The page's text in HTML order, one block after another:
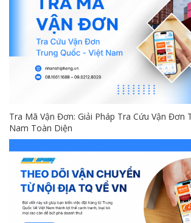
Tra Mã Vận Đơn: Giải Pháp Tra Cứu Vận Đơn
Nam Toàn Diện